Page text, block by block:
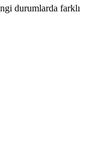
durumlarda farklı